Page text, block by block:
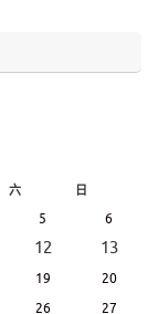
六 日
5 6
12
13
19
20
26 27